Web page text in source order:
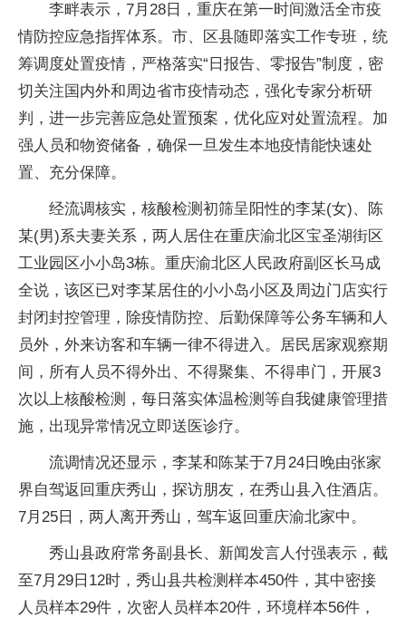
李畔表示，7月28日，重庆在第一时间激活全市疫
情防控应急指挥体系。市、区县随即落实工作专班，统
筹调度处置疫情，严格落实“日报告、零报告”制度，密
切关注国内外和周边省市疫情动态，强化专家分析研
判，进一步完善应急处置预案，优化应对处置流程。加
强人员和物资储备，确保一旦发生本地疫情能快速处
置、充分保障。
经流调核实，核酸检测初筛呈阳性的李某(女)、陈
某(男)系夫妻关系，两人居住在重庆渝北区宝圣湖街区
工业园区小小岛3栋。重庆渝北区人民政府副区长马成
全说，该区已对李某居住的小小岛小区及周边门店实行
封闭封控管理，除疫情防控、后勤保障等公务车辆和人
员外，外来访客和车辆一律不得进入。居民居家观察期
间，所有人员不得外出、不得聚集、不得串门，开展3
次以上核酸检测，每日落实体温检测等自我健康管理措
施，出现异常情况立即送医诊疗。
流调情况还显示，李某和陈某于7月24日晚由张家
界自驾返回重庆秀山，探访朋友，在秀山县入住酒店。
7月25日，两人离开秀山，驾车返回重庆渝北家中。
秀山县政府常务副县长、新闻发言人付强表示，截
至7月29日12时，秀山县共检测样本450件，其中密接
人员样本29件，次密人员样本20件，环境样本56件，